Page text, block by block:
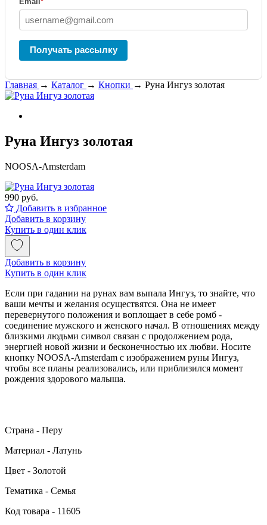
Получать рассылку
Главная → Каталог → Кнопки → Руна Ингуз золотая
Руна Ингуз золотая
NOOSA-Amsterdam
990 руб.
Добавить в избранное
Добавить в корзину
Купить в один клик
Добавить в корзину
Купить в один клик
Если при гадании на рунах вам выпала Ингуз, то знайте, что
ваши мечты и желания осуществятся. Она не имеет
перевернутого положения и воплощает в себе ромб -
соединение мужского и женского начал. В отношениях между
близкими людьми символ связан с продолжением рода,
энергией новой жизни и бесконечностью их любви. Носите
кнопку NOOSA-Amsterdam с изображением руны Ингуз,
чтобы все планы реализовались, или приблизился момент
рождения здорового малыша.
Страна - Перу
Материал - Латунь
Цвет - Золотой
Тематика - Семья
Код товара - 11605